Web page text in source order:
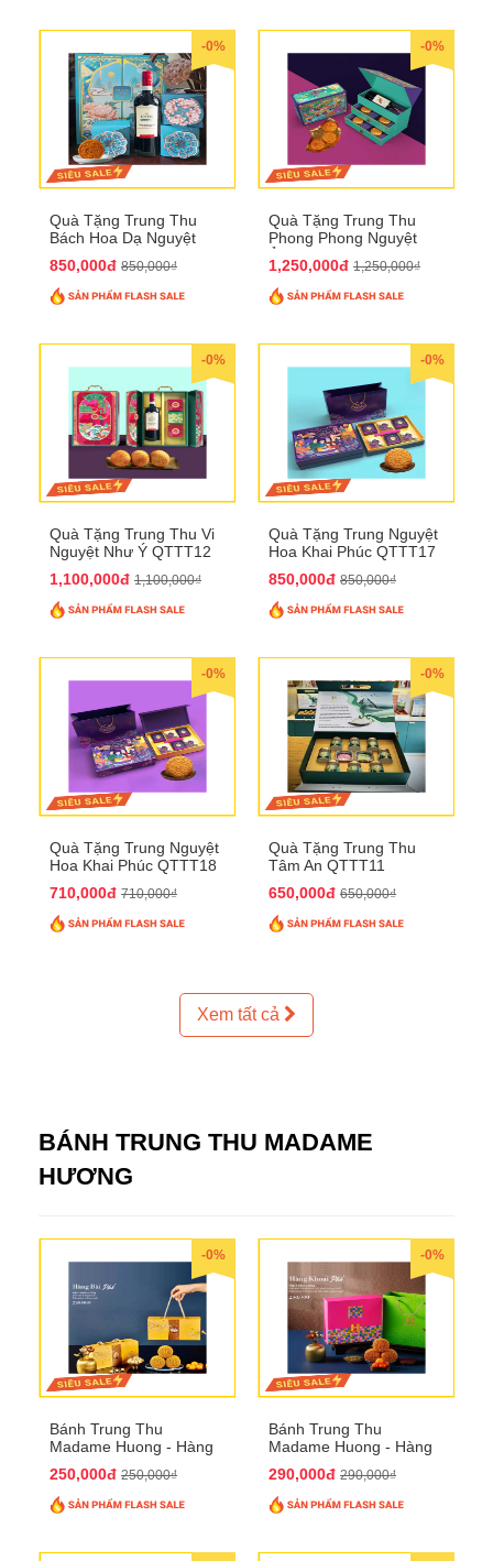
-0%
Quà Tặng Trung Thu
Bách Hoa Dạ Nguyệt
850,000đ 850,000₫
-0%
Quà Tặng Trung Thu
Phong Phong Nguyệt
1,250,000đ 1,250,000₫
-0%
Quà Tặng Trung Thu Vi
Nguyệt Như Ý QTTT12
1,100,000đ 1,100,000₫
-0%
Quà Tặng Trung Nguyệt
Hoa Khai Phúc QTTT17
850,000đ 850,000₫
-0%
Quà Tặng Trung Nguyệt
Hoa Khai Phúc QTTT18
710,000đ 710,000₫
-0%
Quà Tặng Trung Thu
Tâm An QTTT11
650,000đ 650,000₫
Xem tất cả
BÁNH TRUNG THU MADAME
HƯƠNG
-0%
Bánh Trung Thu
Madame Huong - Hàng
250,000đ 250,000₫
-0%
Bánh Trung Thu
Madame Huong - Hàng
290,000đ 290,000₫